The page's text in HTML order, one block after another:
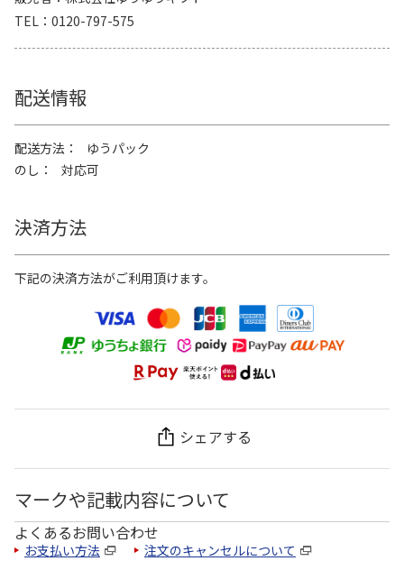
TEL
0120-797-575
配送情報
配送方法
ゆうパック
のし
対応可
決済方法
下記の決済方法がご利用頂けます。
シェアする
マークや記載内容について
よくあるお問い合わせ
お支払い方法 注文のキャンセルについて